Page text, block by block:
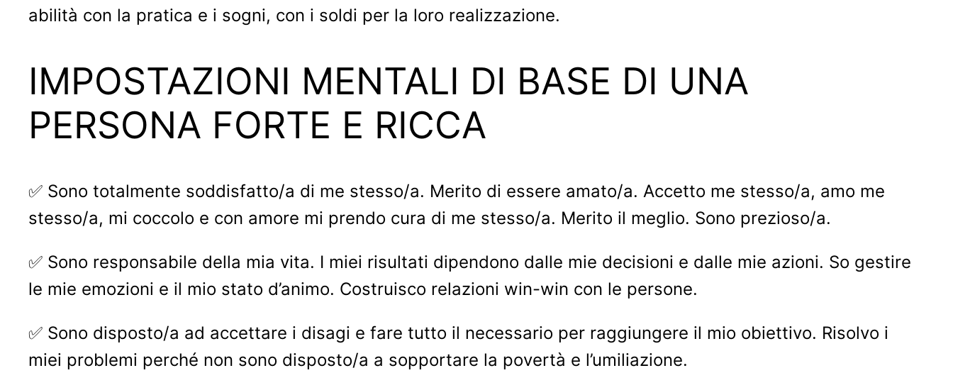
abilità con la pratica e i sogni, con i soldi per la loro realizzazione.
IMPOSTAZIONI MENTALI DI BASE DI UNA
PERSONA FORTE E RICCA
✅ Sono totalmente soddisfatto/a di me stesso/a. Merito di essere amato/a. Accetto me stesso/a, amo me
stesso/a, mi coccolo e con amore mi prendo cura di me stesso/a. Merito il meglio. Sono prezioso/a.
✅ Sono responsabile della mia vita. I miei risultati dipendono dalle mie decisioni e dalle mie azioni. So gestire
le mie emozioni e il mio stato d’animo. Costruisco relazioni win-win con le persone.
✅ Sono disposto/a ad accettare i disagi e fare tutto il necessario per raggiungere il mio obiettivo. Risolvo i
miei problemi perché non sono disposto/a a sopportare la povertà e l’umiliazione.